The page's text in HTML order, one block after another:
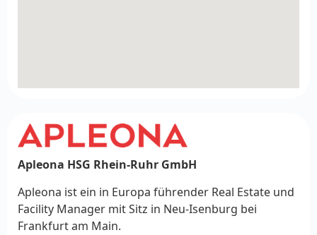
Apleona HSG Rhein-Ruhr GmbH
Apleona ist ein in Europa führender Real Estate und
Facility Manager mit Sitz in Neu-Isenburg bei
Frankfurt am Main.